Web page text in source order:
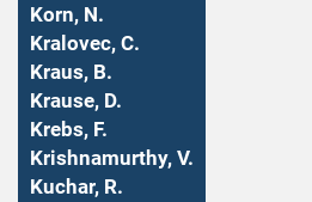
Korn, N.
Kralovec, C.
Kraus, B.
Krause, D.
Krebs, F.
Krishnamurthy, V.
Kuchar, R.